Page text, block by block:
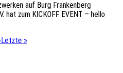
auf Burg Frankenberg
hat zum KICKOFF EVENT – hello
Letzte »